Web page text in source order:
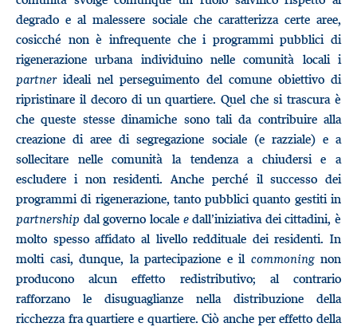
degrado e al malessere sociale che caratterizza certe aree,
cosicché non è infrequente che i programmi pubblici di
rigenerazione urbana individuino nelle comunità locali i
partnerideali nel perseguimento del comune obiettivo di
ripristinare il decoro di un quartiere. Quel che si trascura è
che queste stesse dinamiche sono tali da contribuire alla
creazione di aree di segregazione sociale (e razziale) e a
sollecitare nelle comunità la tendenza a chiudersi e a
escludere i non residenti. Anche perché il successo dei
programmi di rigenerazione, tanto pubblici quanto gestiti in
partnership dal governo locale edall’iniziativa dei cittadini, è
molto spesso affidato al livello reddituale dei residenti. In
molti casi, dunque, la partecipazione e il commoningnon
producono alcun effetto redistributivo; al contrario
rafforzano le disuguaglianze nella distribuzione della
ricchezza fra quartiere e quartiere. Ciò anche per effetto della